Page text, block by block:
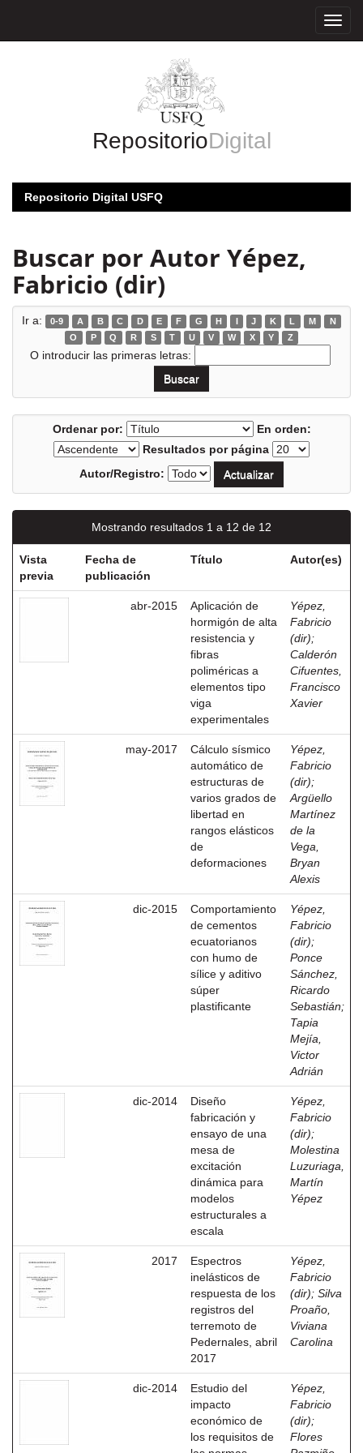
RepositorioDigital
Repositorio Digital USFQ
Buscar por Autor Yépez,
Fabricio (dir)
Ir a: 0-9 A B C D E F G H I J K L M
N
O
P Q R S T U V W X Y Z
O introducir las primeras letras:
Ordenar por:
En orden:
Resultados por página
Autor/Registro:
Mostrando resultados 1 a 12 de 12
Vista
previa
Fecha de
publicación
Título Autor(es)
abr-2015
Aplicación de
hormigón de alta
resistencia y
fibras
poliméricas a
elementos tipo
viga
experimentales
Yépez,
Fabricio
(dir);
Calderón
Cifuentes,
Francisco
Xavier
may-2017
Cálculo sísmico
automático de
estructuras de
varios grados de
libertad en
rangos elásticos
de
deformaciones
Yépez,
Fabricio
(dir);
Argüello
Martínez
de la
Vega,
Bryan
Alexis
dic-2015
Comportamiento
de cementos
ecuatorianos
con humo de
sílice y aditivo
súper
plastificante
Yépez,
Fabricio
(dir);
Ponce
Sánchez,
Ricardo
Sebastián;
Tapia
Mejía,
Victor
Adrián
dic-2014
Diseño
fabricación y
ensayo de una
mesa de
excitación
dinámica para
modelos
estructurales a
escala
Yépez,
Fabricio
(dir);
Molestina
Luzuriaga,
Martín
Yépez
2017
Espectros
inelásticos de
respuesta de los
registros del
terremoto de
Pedernales, abril
2017
Yépez,
Fabricio
(dir); Silva
Proaño,
Viviana
Carolina
dic-2014
Estudio del
impacto
económico de
los requisitos de
Yépez,
Fabricio
(dir);
Flores